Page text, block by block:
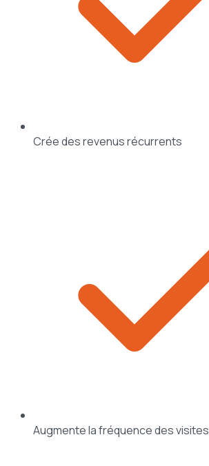
Crée des revenus récurrents
Augmente la fréquence des visites